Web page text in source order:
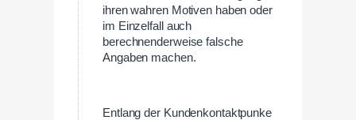
ihren wahren Motiven haben oder
im Einzelfall auch
berechnenderweise falsche
Angaben machen.
Entlang der Kundenkontaktpunke